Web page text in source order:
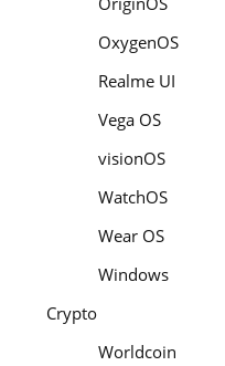
OxygenOS
Realme UI
Vega OS
visionOS
WatchOS
Wear OS
Windows
Crypto
Worldcoin